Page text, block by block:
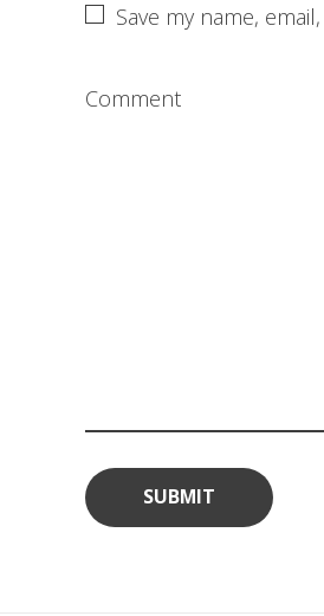
Save my name,
Comment